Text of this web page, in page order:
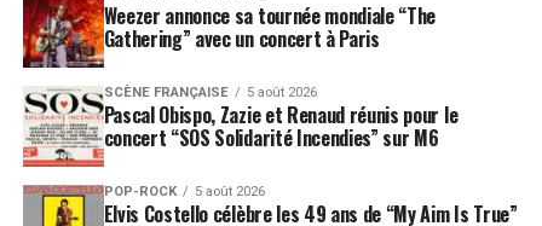
Weezer annonce sa tournée mondiale “The
Gathering” avec un concert à Paris
SCÈNE FRANÇAISE 5 août 2026
Pascal Obispo, Zazie et Renaud réunis pour le
concert “SOS Solidarité Incendies” sur M6
POP-ROCK 5 août 2026
Elvis Costello célèbre les 49 ans de “My Aim Is True”